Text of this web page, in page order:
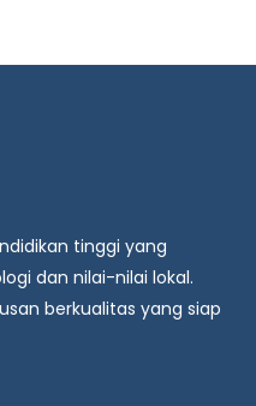
tinggi yang
dan nilai-nilai lokal.
berkualitas yang siap